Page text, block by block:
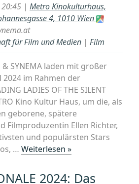
des
poetischen
(FILMMUSEUM-
Retrospektive)“
20:45 | Metro Kinokulturhaus,
4, 1010 Wien
für Film und Medien | Film
SYNEMA laden mit großer
2024 im Rahmen der
LADIES OF THE SILENT
Kino Kultur Haus, um die, als
geborene, spätere
Filmproduzentin Ellen Richter,
und populärsten Stars
… Weiterlesen »„Filmarchiv
&
2024: Das